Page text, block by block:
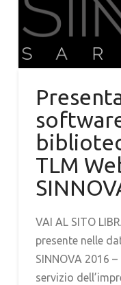
TLM
VAI AL SITO
presente nelle
SINNOVA 2016
servizio